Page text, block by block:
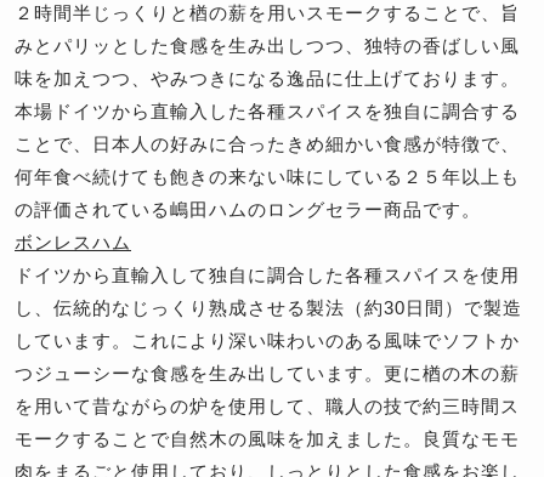
２時間半じっくりと楢の薪を用いスモークすることで、旨
みとパリッとした食感を生み出しつつ、独特の香ばしい風
味を加えつつ、やみつきになる逸品に仕上げております。
本場ドイツから直輸入した各種スパイスを独自に調合する
ことで、日本人の好みに合ったきめ細かい食感が特徴で、
何年食べ続けても飽きの来ない味にしている２５年以上も
の評価されている嶋田ハムのロングセラー商品です。
ボンレスハム
ドイツから直輸入して独自に調合した各種スパイスを使用
し、伝統的なじっくり熟成させる製法（約30日間）で製造
しています。これにより深い味わいのある風味でソフトか
つジューシーな食感を生み出しています。更に楢の木の薪
を用いて昔ながらの炉を使用して、職人の技で約三時間ス
モークすることで自然木の風味を加えました。良質なモモ
肉をまるごと使用しており、しっとりとした食感をお楽し